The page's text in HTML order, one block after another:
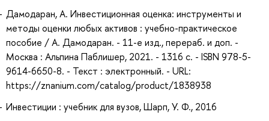
Дамодаран, А. Инвестиционная оценка: инструменты и
методы оценки любых активов : учебно-практическое
пособие / А. Дамодаран. - 11-е изд., перераб. и доп. -
Москва : Альпина Паблишер, 2021. - 1316 с. - ISBN 978-5-
9614-6650-8. - Текст : электронный. - URL:
https://znanium.com/catalog/product/1838938
Инвестиции : учебник для вузов, Шарп, У. Ф., 2016